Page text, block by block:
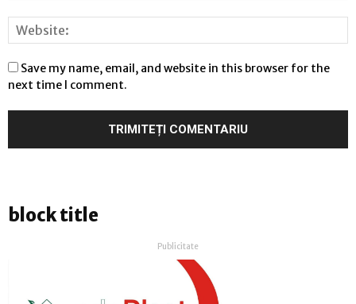
Save my name, email, and website in this browser for the
next time I comment.
block title
Publicitate